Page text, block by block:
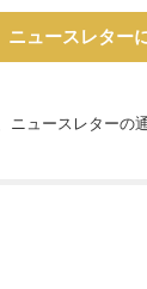
ニュースレターの